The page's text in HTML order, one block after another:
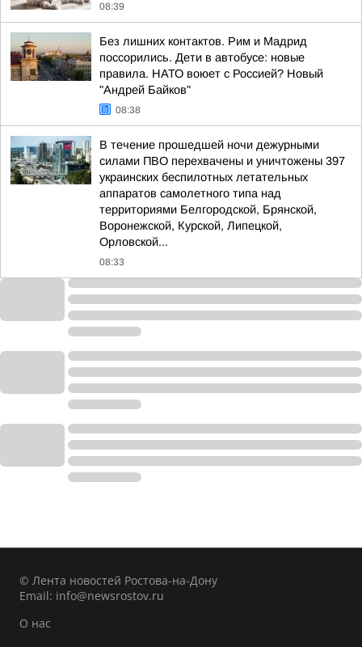
08:39
Без лишних контактов. Рим и Мадрид
поссорились. Дети в автобусе: новые
правила. НАТО воюет с Россией? Новый
"Андрей Байков"
08:38
В течение прошедшей ночи дежурными
силами ПВО перехвачены и уничтожены 397
украинских беспилотных летательных
аппаратов самолетного типа над
территориями Белгородской, Брянской,
Воронежской, Курской, Липецкой,
Орловской...
08:33
© Лента новостей Ростова-на-Дону
Email: info@newsrostov.ru
О нас